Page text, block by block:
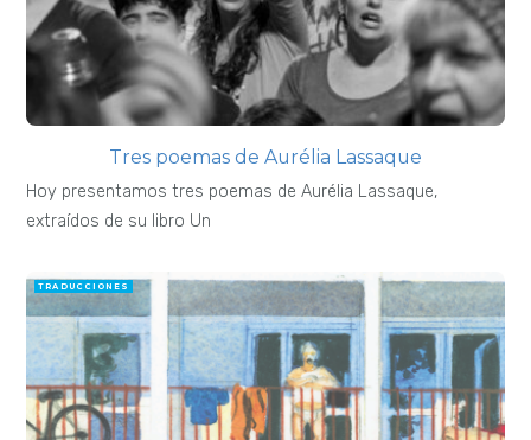
Tres poemas de Aurélia Lassaque
Hoy presentamos tres poemas de Aurélia Lassaque,
extraídos de su libro Un
TRADUCCIONES